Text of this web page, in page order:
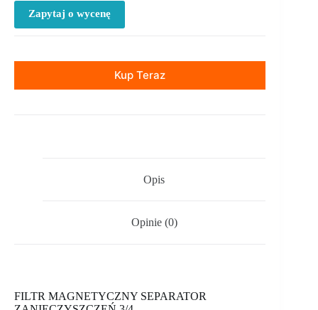
Zapytaj o wycenę
Kup Teraz
Opis
Opinie (0)
FILTR MAGNETYCZNY SEPARATOR